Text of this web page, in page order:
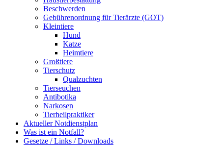
Beschwerden
Gebührenordnung für Tierärzte (GOT)
Kleintiere
Hund
Katze
Heimtiere
Großtiere
Tierschutz
Qualzuchten
Tierseuchen
Antibotika
Narkosen
Tierheilpraktiker
Aktueller Notdienstplan
Was ist ein Notfall?
Gesetze / Links / Downloads